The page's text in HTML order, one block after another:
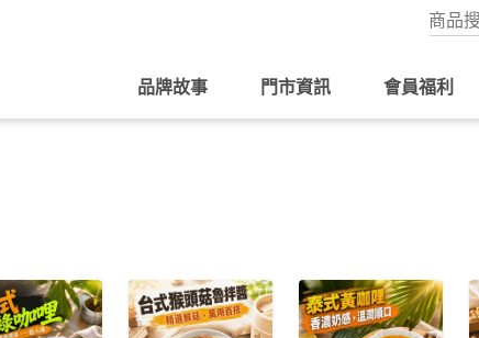
品牌故事 門市資訊 會員福利